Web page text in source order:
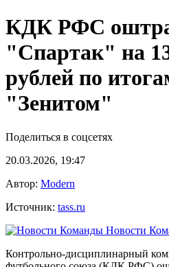
КДК РФС
"Спартак" на
рублей по
"Зенитом"
Поделиться в соцсетях
20.03.2026, 19:47
Автор: Modern
Источник: tass.ru
Новости
Контрольно-дисциплинарный